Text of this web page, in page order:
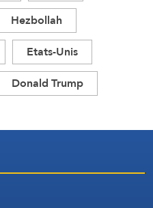
Hezbollah
Etats-Unis
Donald Trump